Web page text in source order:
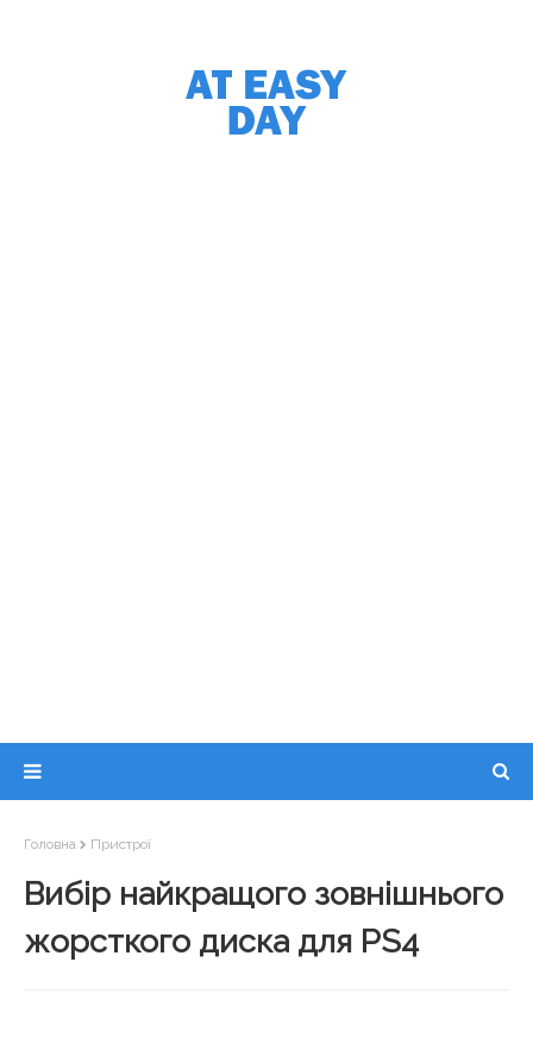
Головна Пристрої
Вибір найкращого зовнішнього
жорсткого диска для PS4